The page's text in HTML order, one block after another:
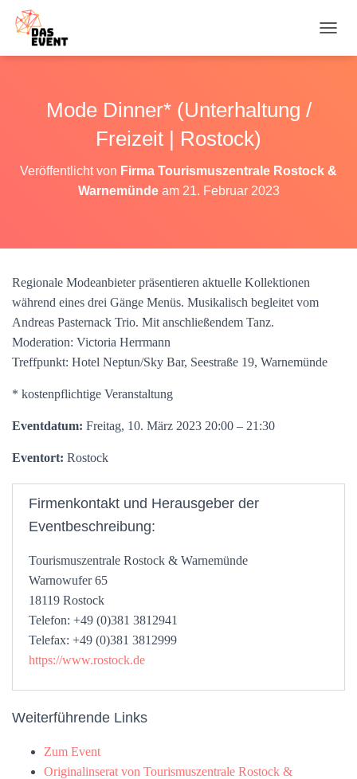
A
N
H
Mode Dinner* (Unterhaltung /
Freizeit | Rostock)
Veröffentlicht von Firma Tourismuszentrale Rostock &
Warnemündeam 21. Februar 2023
Regionale Modeanbieter präsentieren aktuelle Kollektionen
während eines drei Gänge Menüs. Musikalisch begleitet vom
Andreas Pasternack Trio. Mit anschließendem Tanz.
Moderation: Victoria Herrmann
Treffpunkt: Hotel Neptun/Sky Bar, Seestraße 19, Warnemünde
* kostenpflichtige Veranstaltung
Eventdatum: Freitag, 10. März 2023 20:00 – 21:30
Eventort: Rostock
Firmenkontakt und Herausgeber der
Eventbeschreibung:
Tourismuszentrale Rostock & Warnemünde
Warnowufer 65
18119 Rostock
Telefon: +49 (0)381 3812941
Telefax: +49 (0)381 3812999
https://www.rostock.de
Weiterführende Links
Zum Event
Originalinserat von Tourismuszentrale Rostock &